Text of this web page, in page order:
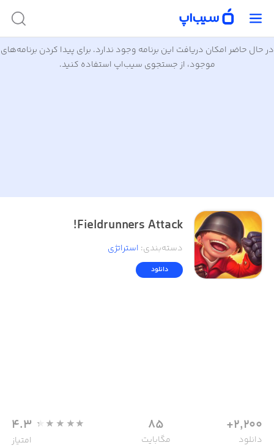
در حال حاضر امکان دریافت این برنامه وجود ندارد. برای پیدا کردن برنامه‌های
موجود، از جستجوی سیب‌اپ استفاده کنید.
Fieldrunners Attack!
دسته‌بندی: استراتژی
دانلود
2,200+
دانلود
85
مگابایت
4.3
امتیاز